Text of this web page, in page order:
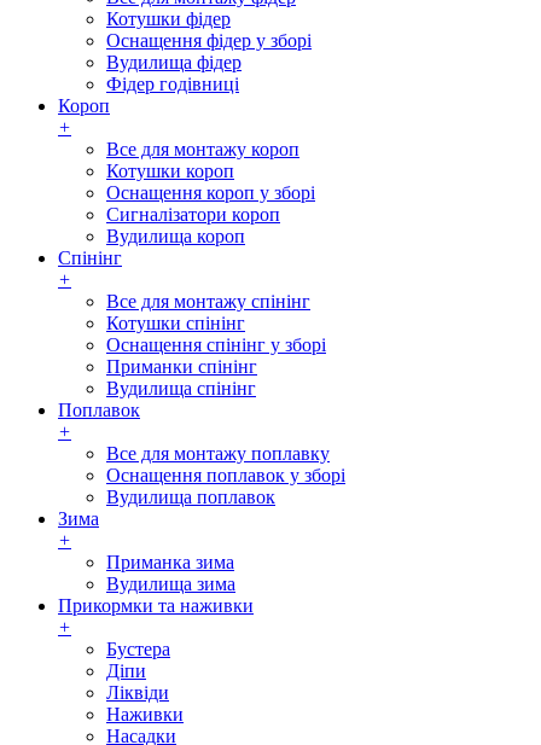
Котушки фідер
Оснащення фідер у зборі
Вудилища фідер
Фідер годівниці
Короп
+
Все для монтажу короп
Котушки короп
Оснащення короп у зборі
Сигналізатори короп
Вудилища короп
Спінінг
+
Все для монтажу спінінг
Котушки спінінг
Оснащення спінінг у зборі
Приманки спінінг
Вудилища спінінг
Поплавок
+
Все для монтажу поплавку
Оснащення поплавок у зборі
Вудилища поплавок
Зима
+
Приманка зима
Вудилища зима
Прикормки та наживки
+
Бустера
Діпи
Ліквіди
Наживки
Насадки